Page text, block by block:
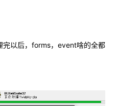
完以后，forms，event啥的全都